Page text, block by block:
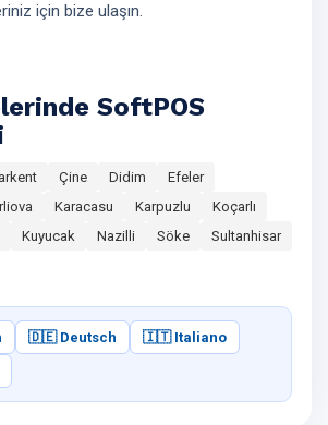
için bize ulaşın.
SoftPOS
Çine Didim
Efeler
Karacasu Karpuzlu
Koçarlı
Kuyucak Nazilli Söke
Sultanhisar
🇩🇪 Deutsch 🇮🇹 Italiano